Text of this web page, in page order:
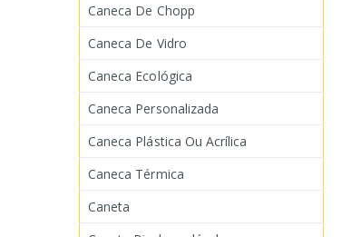
Caneca De Chopp
Caneca De Vidro
Caneca Ecológica
Caneca Personalizada
Caneca Plástica Ou Acrílica
Caneca Térmica
Caneta